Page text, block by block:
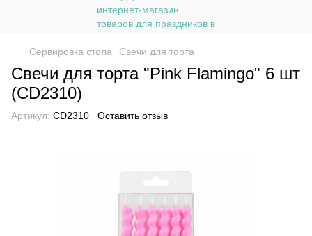
Сервировка стола Свечи для торта
Свечи для торта "Pink Flamingo" 6 шт
(CD2310)
Артикул: CD2310 Оставить отзыв